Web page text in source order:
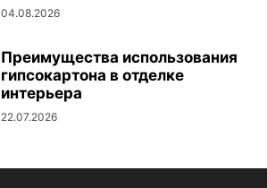
04.08.2026
Преимущества использования
гипсокартона в отделке
интерьера
22.07.2026